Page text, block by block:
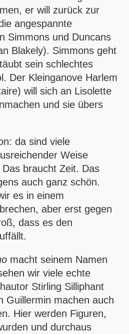
er will zurück zur
angespannte
Simmons und Duncans
Blakely). Simmons geht
sein schlechtes
Der Kleinganove Harlem
will sich an Lisolette
und sie übers
da sind viele
Weise
braucht Zeit. Das
auch ganz schön.
es in einem
aber erst gegen
dass es den
macht seinem Namen
wir viele echte
Stirling Silliphant
Guillermin machen auch
Hier werden Figuren,
und durchaus